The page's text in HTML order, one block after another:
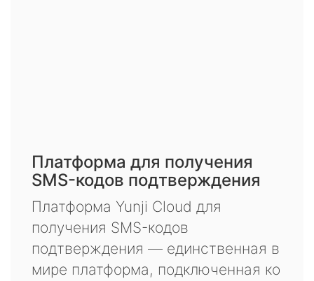
Платформа для получения
SMS-кодов подтверждения
Платформа Yunji Cloud для
получения SMS-кодов
подтверждения — единственная в
мире платформа, подключенная ко